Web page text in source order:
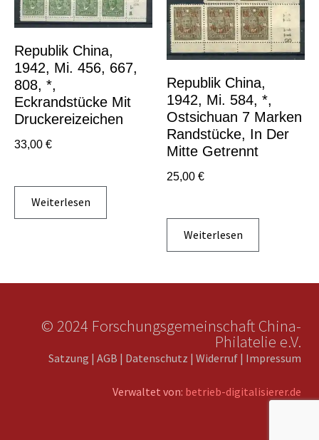
Republik China,
1942, Mi. 456, 667,
808, *,
Eckrandstücke Mit
Druckereizeichen
33,00 €
Weiterlesen
Republik China,
1942, Mi. 584, *,
Ostsichuan 7 Marken
Randstücke, In Der
Mitte Getrennt
25,00 €
Weiterlesen
© 2024 Forschungsgemeinschaft China-
Philatelie e.V.
Satzung | AGB | Datenschutz | Widerruf | Impressum
Verwaltet von: betrieb-digitalisierer.de